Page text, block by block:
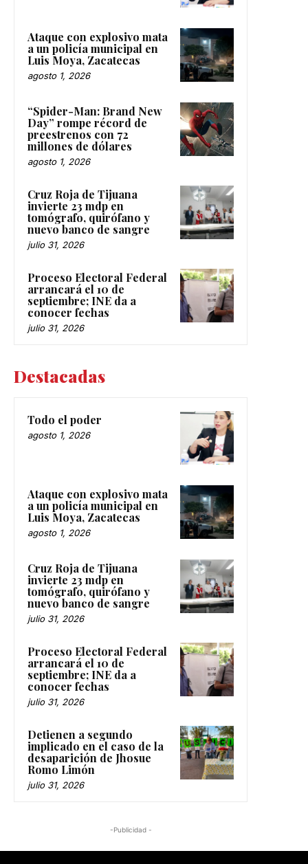
Ataque con explosivo mata
a un policía municipal en
Luis Moya, Zacatecas
agosto 1, 2026
“Spider-Man: Brand New
Day” rompe récord de
preestrenos con 72
millones de dólares
agosto 1, 2026
Cruz Roja de Tijuana
invierte 23 mdp en
tomógrafo, quirófano y
nuevo banco de sangre
julio 31, 2026
Proceso Electoral Federal
arrancará el 10 de
septiembre; INE da a
conocer fechas
julio 31, 2026
Destacadas
Todo el poder
agosto 1, 2026
Ataque con explosivo mata
a un policía municipal en
Luis Moya, Zacatecas
agosto 1, 2026
Cruz Roja de Tijuana
invierte 23 mdp en
tomógrafo, quirófano y
nuevo banco de sangre
julio 31, 2026
Proceso Electoral Federal
arrancará el 10 de
septiembre; INE da a
conocer fechas
julio 31, 2026
Detienen a segundo
implicado en el caso de la
desaparición de Jhosue
Romo Limón
julio 31, 2026
-Publicidad -